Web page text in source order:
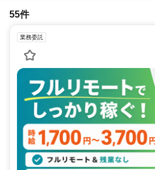
55件
業務委託